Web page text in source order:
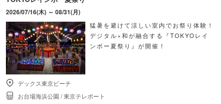
2026/07/16(木) ～ 08/31(月)
猛暑を避けて涼しい室内でお祭り体験！
デジタル×和が融合する『TOKYOレイ
ンボー夏祭り』が開催！
デックス東京ビーチ
お台場海浜公園 /東京テレポート